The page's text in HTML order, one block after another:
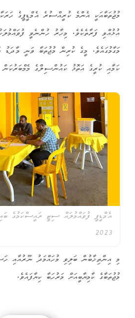
މުޖުތަބާއަކީ އެންމެ ކުރީއްސުރެ އެމްޑީޕީގެ
އުޅުއްވި ފަރާތެކެވެ. މިހާރު ހުންނެވީ
މަގާމުގައެވެ. މީގެ ކުރިން މުޖުތަބާ ވަނީ
ކަމާއި ކުރީގެ އަތޮޅު ކައުންސިލްގެ
އެމްޑީޕީ ފުވައްމުލައް ސިޓީ ރައީސްކަމުގެ
2023
މި އިންތިޚާބުން ބަލިވި މުހައްމަދު ނޫރުއާއި
މުޖުތަބާގެ ކާމިޔާބީއަށް މަރުހަބާ ކިޔާފައެވެ.